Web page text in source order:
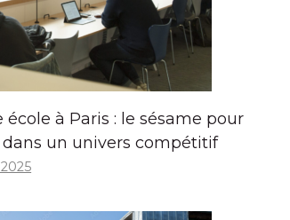
école à Paris : le sésame pour
dans un univers compétitif